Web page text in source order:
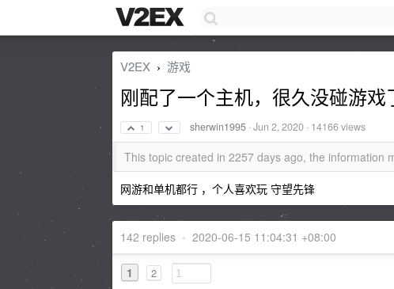
V2EX › 游戏
刚配了一个主机，很久没碰游戏
1 sherwin1995 ·Jun 2, 2020 · 14166 views
This topic created in 2257 days ago, the information
网游和单机都行 ，个人喜欢玩 守望先锋
142 replies • 2020-06-15 11:04:31 +08:00
1 2